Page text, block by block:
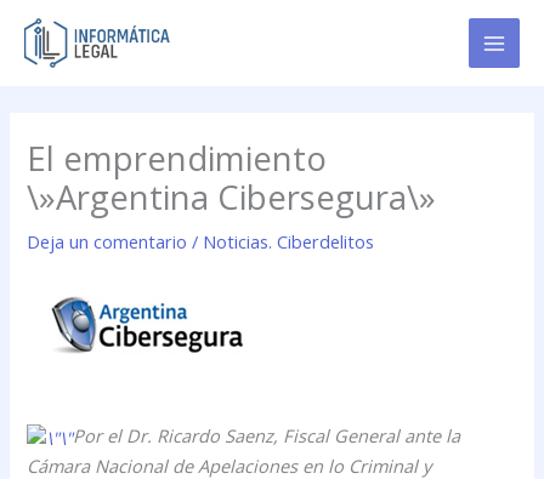
contenido
El emprendimiento
\»Argentina Cibersegura\»
Deja un comentario / Noticias. Ciberdelitos
Por el Dr. Ricardo Saenz, Fiscal General ante la
Cámara Nacional de Apelaciones en lo Criminal y